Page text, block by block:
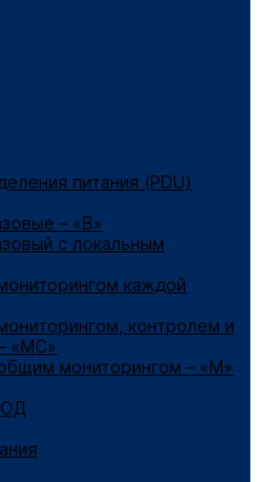
питания (PDU)
– «В»
с локальным
каждой
контролем и
«МС»
мониторингом – «М»